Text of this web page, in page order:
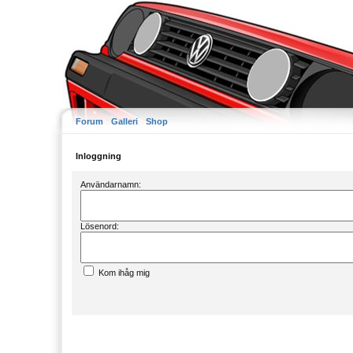
Forum Galleri Shop
Inloggning
Användarnamn:
Lösenord:
Kom ihåg mig